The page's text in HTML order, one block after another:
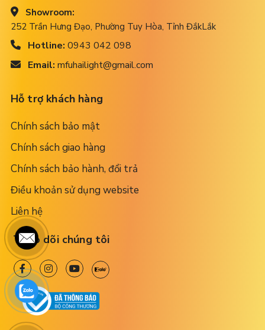
Showroom:
252 Trần Hưng Đạo, Phường Tuy Hòa, Tỉnh ĐắkLắk
Hotline: 0943 042 098
Email: mfuhailight@gmail.com
Hỗ trợ khách hàng
Chính sách bảo mật
Chính sách giao hàng
Chính sách bảo hành, đổi trả
Điều khoản sử dụng website
Liên hệ
Theo dõi chúng tôi